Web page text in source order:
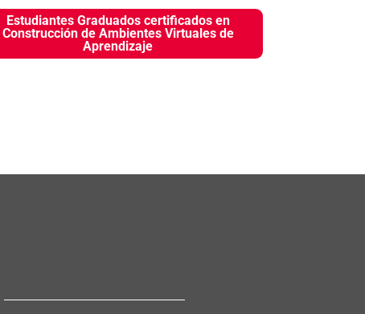
Estudiantes Graduados certificados en
Construcción de Ambientes Virtuales de
Aprendizaje